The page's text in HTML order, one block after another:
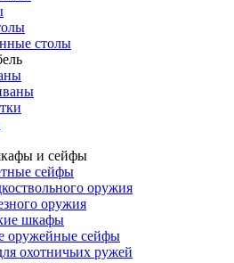
столы
и сейфы
сейфы
оружия
оружия
шкафы
оружейные сейфы
охотничьих ружей